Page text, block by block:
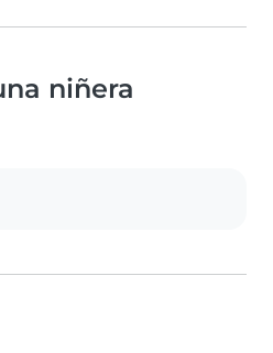
niñera